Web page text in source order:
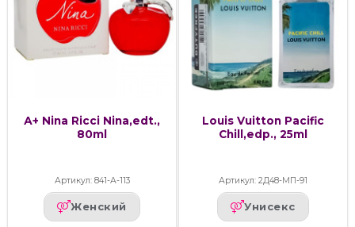
А+ Nina Ricci Nina,edt.,
80ml
Артикул: 841-А-113
Женский
Louis Vuitton Pacific
Chill,edp., 25ml
Артикул: 2Д48-МП-91
Унисекс